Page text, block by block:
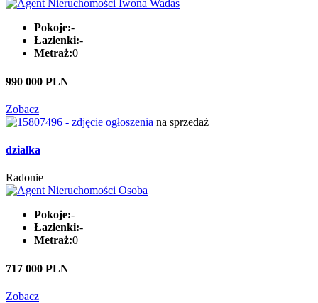
Pokoje:-
Łazienki:-
Metraż:0
990 000 PLN
Zobacz
na sprzedaż
działka
Radonie
Pokoje:-
Łazienki:-
Metraż:0
717 000 PLN
Zobacz